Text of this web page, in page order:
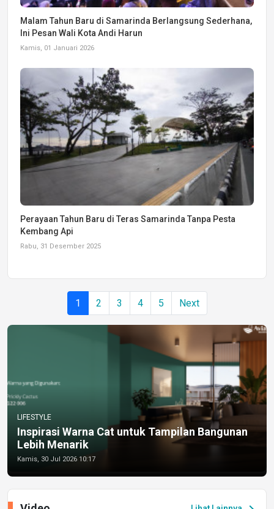
Malam Tahun Baru di Samarinda Berlangsung Sederhana,
Ini Pesan Wali Kota Andi Harun
Kamis, 01 Januari 2026
Perayaan Tahun Baru di Teras Samarinda Tanpa Pesta
Kembang Api
Rabu, 31 Desember 2025
1 2 3 4 5 Next
LIFESTYLE
Inspirasi Warna Cat untuk Tampilan Bangunan
Lebih Menarik
Kamis, 30 Jul 2026 10:17